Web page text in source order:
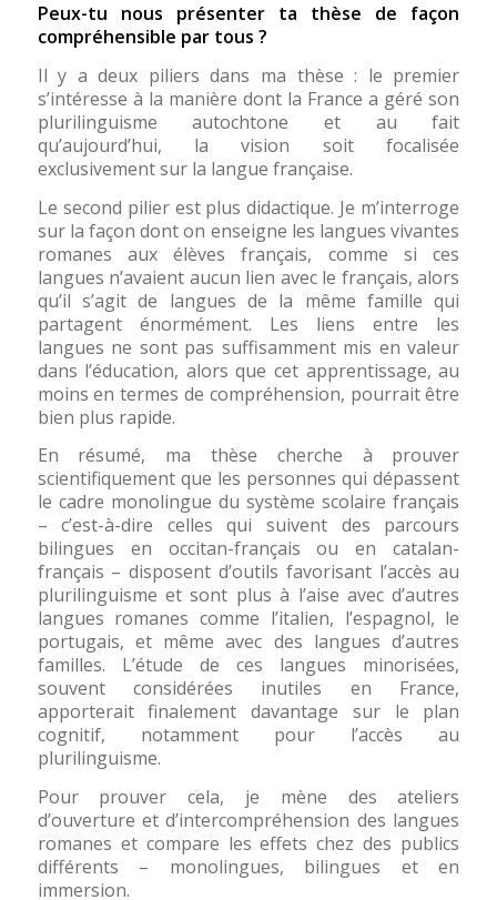
Peux-tu nous présenter ta thèse de façon
compréhensible par tous ?
Il y a deux piliers dans ma thèse : le premier
s’intéresse à la manière dont la France a géré son
plurilinguisme autochtone et au fait
qu’aujourd’hui, la vision soit focalisée
exclusivement sur la langue française.
Le second pilier est plus didactique. Je m’interroge
sur la façon dont on enseigne les langues vivantes
romanes aux élèves français, comme si ces
langues n’avaient aucun lien avec le français, alors
qu’il s’agit de langues de la même famille qui
partagent énormément. Les liens entre les
langues ne sont pas suffisamment mis en valeur
dans l’éducation, alors que cet apprentissage, au
moins en termes de compréhension, pourrait être
bien plus rapide.
En résumé, ma thèse cherche à prouver
scientifiquement que les personnes qui dépassent
le cadre monolingue du système scolaire français
– c’est-à-dire celles qui suivent des parcours
bilingues en occitan-français ou en catalan-
français – disposent d’outils favorisant l’accès au
plurilinguisme et sont plus à l’aise avec d’autres
langues romanes comme l’italien, l’espagnol, le
portugais, et même avec des langues d’autres
familles. L’étude de ces langues minorisées,
souvent considérées inutiles en France,
apporterait finalement davantage sur le plan
cognitif, notamment pour l’accès au
plurilinguisme.
Pour prouver cela, je mène des ateliers
d’ouverture et d’intercompréhension des langues
romanes et compare les effets chez des publics
différents – monolingues, bilingues et en
immersion.